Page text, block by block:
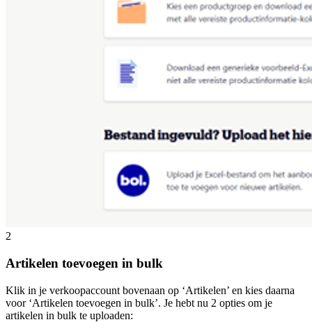
2
Artikelen toevoegen in bulk
Klik in je verkoopaccount bovenaan op ‘Artikelen’ en kies daarna
voor ‘Artikelen toevoegen in bulk’. Je hebt nu 2 opties om je
artikelen in bulk te uploaden: